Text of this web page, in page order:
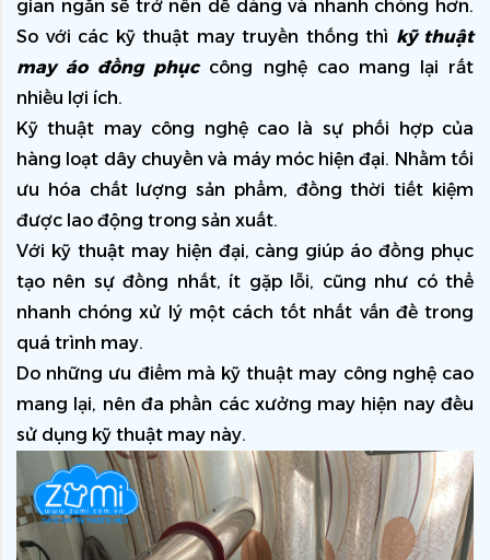
gian ngắn sẽ trở nên dễ dàng và nhanh chóng hơn.
So với các kỹ thuật may truyền thống thì kỹ thuật
may áo đồng phục công nghệ cao mang lại rất
nhiều lợi ích.
Kỹ thuật may công nghệ cao là sự phối hợp của
hàng loạt dây chuyền và máy móc hiện đại. Nhằm tối
ưu hóa chất lượng sản phẩm, đồng thời tiết kiệm
được lao động trong sản xuất.
Với kỹ thuật may hiện đại, càng giúp áo đồng phục
tạo nên sự đồng nhất, ít gặp lỗi, cũng như có thể
nhanh chóng xử lý một cách tốt nhất vấn đề trong
quá trình may.
Do những ưu điểm mà kỹ thuật may công nghệ cao
mang lại, nên đa phần các xưởng may hiện nay đều
sử dụng kỹ thuật may này.